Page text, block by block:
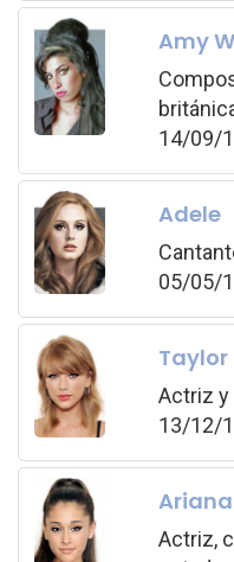
Amy
14/09/
Adele
05/05/
Taylor
Actriz y
13/12/
Actriz,